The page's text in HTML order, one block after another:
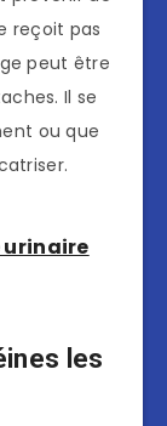
reçoit pas
peut être
Il se
ou que
urinaire
les